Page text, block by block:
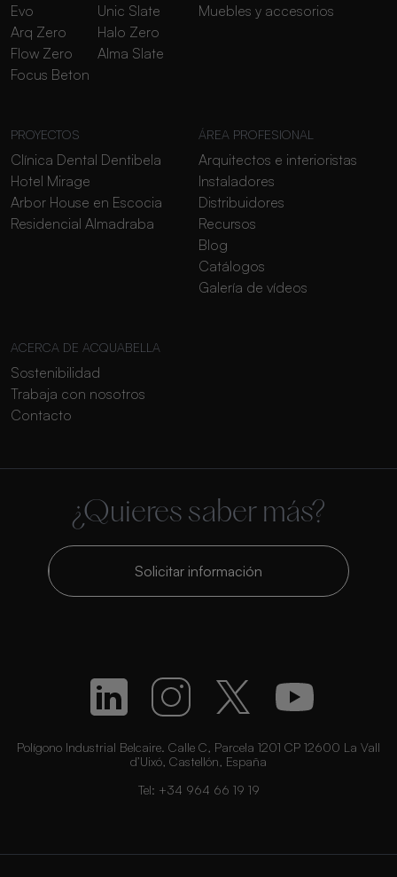
Evo
Arq Zero
Flow Zero
Focus Beton
Unic Slate
Halo Zero
Alma Slate
Muebles y accesorios
PROYECTOS
Clínica Dental Dentibela
Hotel Mirage
Arbor House en Escocia
Residencial Almadraba
ÁREA PROFESIONAL
Arquitectos e interioristas
Instaladores
Distribuidores
Recursos
Blog
Catálogos
Galería de vídeos
ACERCA DE ACQUABELLA
Sostenibilidad
Trabaja con nosotros
Contacto
¿Quieres saber más?
Solicitar información
Polígono Industrial Belcaire. Calle C, Parcela 1201 CP 12600 La Vall
d’Uixó, Castellón, España
Tel: +34 964 66 19 19